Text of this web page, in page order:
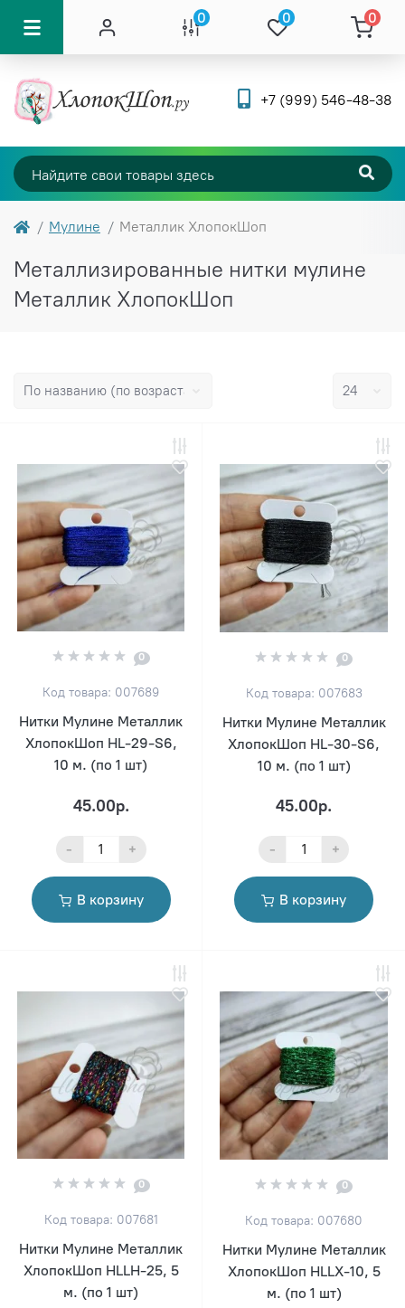
0 0 0
+7 (999) 546-48-38
Мулине Металлик ХлопокШоп
Металлизированные нитки мулине
Металлик ХлопокШоп
0
Код товара: 007689
Нитки Мулине Металлик
ХлопокШоп HL-29-S6,
10 м. (по 1 шт)
45.00р.
- +
В корзину
0
Код товара: 007683
Нитки Мулине Металлик
ХлопокШоп HL-30-S6,
10 м. (по 1 шт)
45.00р.
- +
В корзину
0
Код товара: 007681
Нитки Мулине Металлик
ХлопокШоп HLLH-25, 5
м. (по 1 шт)
0
Код товара: 007680
Нитки Мулине Металлик
ХлопокШоп HLLX-10, 5
м. (по 1 шт)